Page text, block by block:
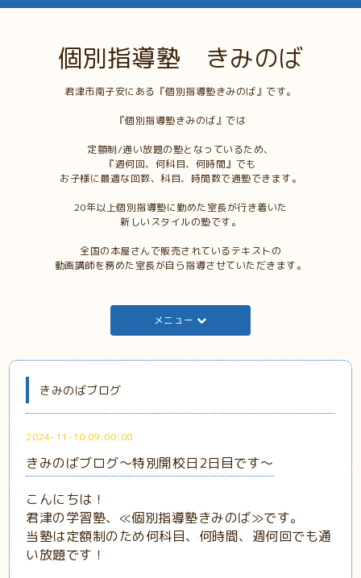
個別指導塾 きみのば
君津市南子安にある『個別指導塾きみのば』です。
『個別指導塾きみのば』では
定額制/通い放題の塾となっているため、
『週何回、何科目、何時間』でも
お子様に最適な回数、科目、時間数で通塾できます。
20年以上個別指導塾に勤めた室長が行き着いた
新しいスタイルの塾です。
全国の本屋さんで販売されているテキストの
動画講師を務めた室長が自ら指導させていただきます。
メニュー
きみのばブログ
2024-11-10 09:00:00
きみのばブログ～特別開校日2日目です～
こんにちは！
君津の学習塾、≪個別指導塾きみのば≫です。
当塾は定額制のため何科目、何時間、週何回でも通
い放題です！